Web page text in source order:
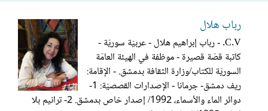
رباب هلال
C.V. - رباب إبراهيم هلال - عربيّة سوريّة -
كاتبة قصّة قصيرة - موظفة في الهيئة العامّة
السوريّة للكتاب/وزارة الثقافة بدمشق. - الإقامة:
ريف دمشق- جرمانا - الإصدارات القصصيّة: 1-
دوائر الماء والأسماء، 1992/ إصدار خاص بدمشق. 2- ترانيم بلا